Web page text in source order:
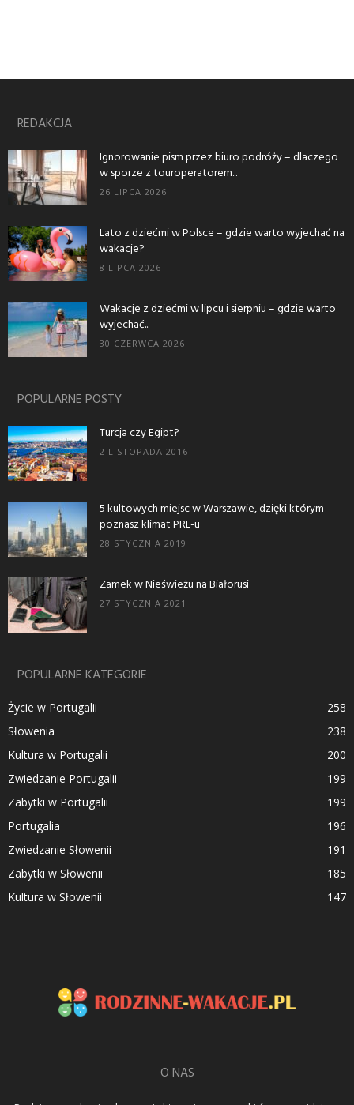
REDAKCJA
Ignorowanie pism przez biuro podróży – dlaczego
w sporze z touroperatorem...
26 LIPCA 2026
Lato z dziećmi w Polsce – gdzie warto wyjechać na
wakacje?
8 LIPCA 2026
Wakacje z dziećmi w lipcu i sierpniu – gdzie warto
wyjechać...
30 CZERWCA 2026
POPULARNE POSTY
Turcja czy Egipt?
2 LISTOPADA 2016
5 kultowych miejsc w Warszawie, dzięki którym
poznasz klimat PRL-u
28 STYCZNIA 2019
Zamek w Nieświeżu na Białorusi
27 STYCZNIA 2021
POPULARNE KATEGORIE
Życie w Portugalii
258
Słowenia
238
Kultura w Portugalii
200
Zwiedzanie Portugalii
199
Zabytki w Portugalii
199
Portugalia
196
Zwiedzanie Słowenii
191
Zabytki w Słowenii
185
Kultura w Słowenii
147
O NAS